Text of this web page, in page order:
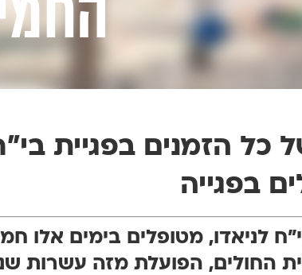
כל הזמנים בפגיית
בפגייה
לניאדו, מטופלים בימים אלו